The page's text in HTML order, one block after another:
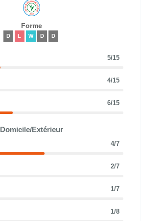
Forme
D L W D D
5/15
4/15
6/15
Domicile/Extérieur
4/7
2/7
1/7
1/8